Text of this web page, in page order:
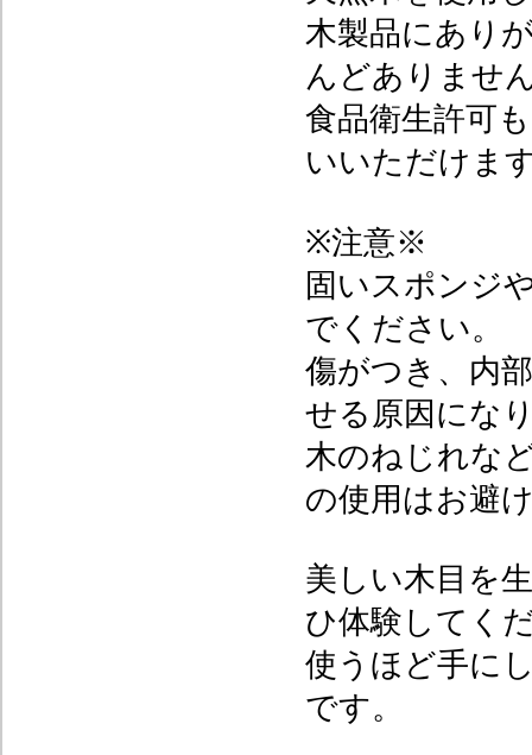
木製品にあり
んどありませ
食品衛生許可
いいただけま
※注意※
固いスポンジ
でください。
傷がつき、内
せる原因にな
木のねじれな
の使用はお避
美しい木目を
ひ体験してく
使うほど手に
です。